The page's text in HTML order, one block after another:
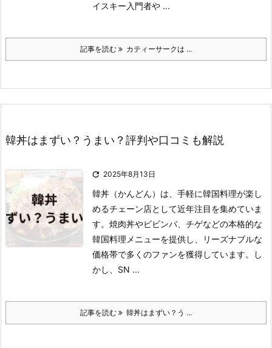
イスキー入門者や ...
記事を読む カティーサークは ...
韓丼はまずい？うまい？評判や口コミも解説
 2025年8月13日
韓丼（かんどん）は、手軽に韓国料理が楽し
めるチェーン店として近年注目を集めていま
す。 焼肉丼やビビンバ、チゲなどの本格的な
韓国料理メニューを提供し、リーズナブルな
価格帯で多くのファンを獲得しています。
し
かし、SN ...
記事を読む 韓丼はまずい？う ...